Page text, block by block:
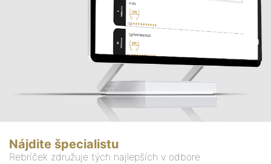
Nájdite špecialistu
Rebríček združuje tých najlepších v odbore